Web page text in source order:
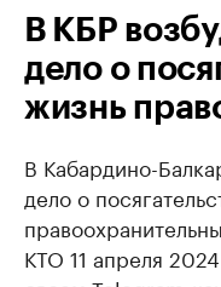
В КБР
дело о
жизнь
В Кабардино-
дело о
КТО 11 апреля